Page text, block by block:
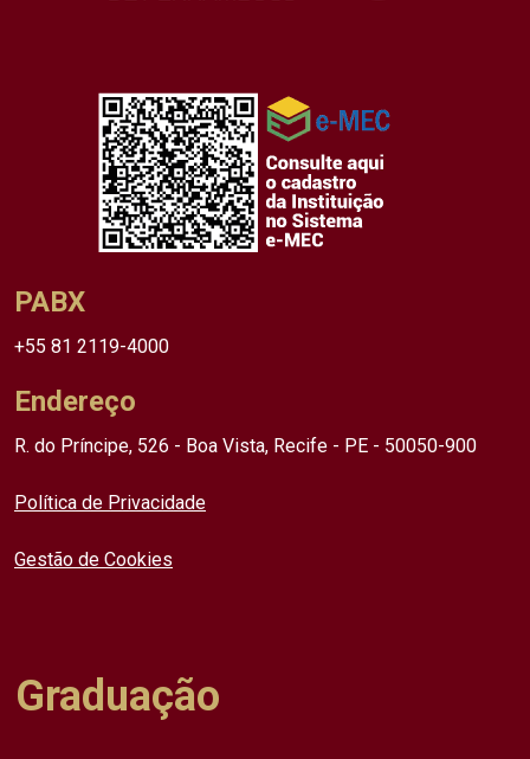
PABX
+55 81 2119-4000
Endereço
R. do Príncipe, 526 - Boa Vista, Recife - PE - 50050-900
Política de Privacidade
Gestão de Cookies
Graduação